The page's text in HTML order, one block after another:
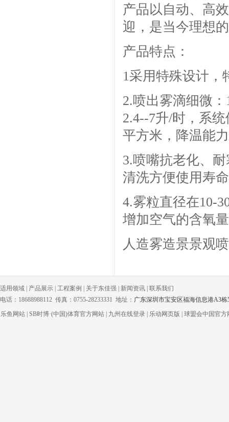
产品以自动、高
迎，是当今理想
产品特点：
1采用特殊设计，
2.喷出雾滴细微
2.4--7升/时，系
平方米，降温能
3.喷嘴抗老化、
清洗方便使用寿
4.雾粒直径在10-
增加空气的含氧
人造雾造景景观
适用领域 产品展示 工程案例 关于东佳强 新闻资讯 联系我们
电话：18688988112 传真：0755-28233331 地址： 广东深圳市宝安区福海信息港A3栋
乐鱼网站 SB时博·(中国)体育官方网站 九州在线登录 乐动网页版 球盟会中国官方